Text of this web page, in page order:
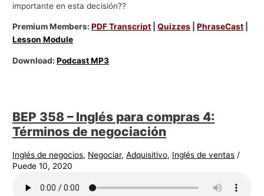
importante en esta decisión??
Premium Members:PDF Transcript |Quizzes |PhraseCast
Lesson Module
Download:Podcast MP3
BEP 358 – Inglés para compras 4:
Términos de negociación
Inglés de negocios, Negociar,Adquisitivo, Inglés de ventas /
Puede 10, 2020